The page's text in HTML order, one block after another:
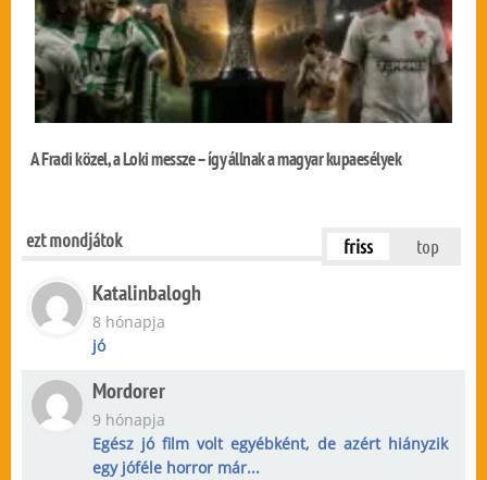
A Fradi közel, a Loki messze – így állnak a magyar kupaesélyek
ezt mondjátok friss top
Katalinbalogh
8 hónapja
jó
Mordorer
9 hónapja
Egész jó film volt egyébként, de azért hiányzik
egy jóféle horror már...